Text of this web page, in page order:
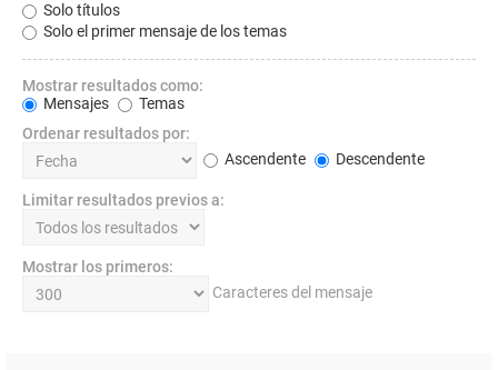
Solo títulos
Solo el primer mensaje de los temas
Mostrar resultados como:
Mensajes
Temas
Ordenar resultados por:
Ascendente
Descendente
Limitar resultados previos a:
Mostrar los primeros:
Caracteres del mensaje